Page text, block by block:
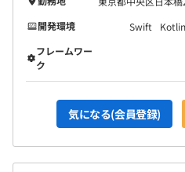
開発環境
Swift
Kotlin
フレームワー
ク
気になる(会員登録)